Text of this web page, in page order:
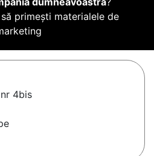
primești materialele de
4bis